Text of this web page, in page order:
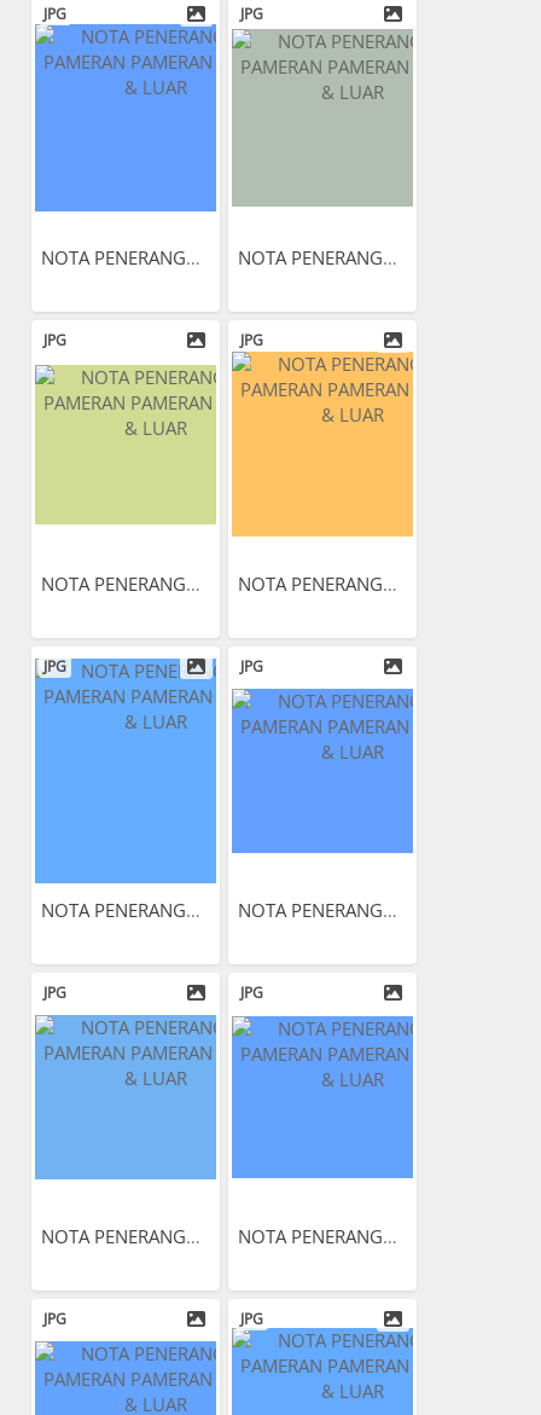
JPG
NOTA PENERANGAN PAMERAN...
JPG
NOTA PENERANGAN PAMERAN...
JPG
NOTA PENERANGAN PAMERAN...
JPG
NOTA PENERANGAN PAMERAN...
JPG
NOTA PENERANGAN PAMERAN...
JPG
NOTA PENERANGAN PAMERAN...
JPG
NOTA PENERANGAN PAMERAN...
JPG
NOTA PENERANGAN PAMERAN...
JPG JPG